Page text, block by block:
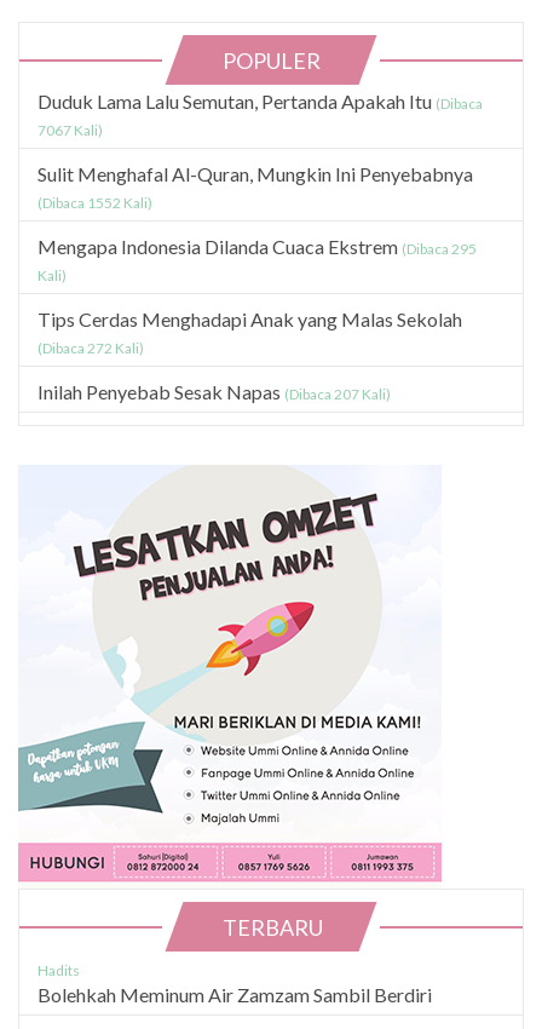
POPULER
Duduk Lama Lalu Semutan, Pertanda Apakah Itu (Dibaca
7067 Kali)
Sulit Menghafal Al-Quran, Mungkin Ini Penyebabnya
(Dibaca 1552 Kali)
Mengapa Indonesia Dilanda Cuaca Ekstrem (Dibaca 295
Kali)
Tips Cerdas Menghadapi Anak yang Malas Sekolah
(Dibaca 272 Kali)
Inilah Penyebab Sesak Napas (Dibaca 207 Kali)
TERBARU
Hadits
Bolehkah Meminum Air Zamzam Sambil Berdiri